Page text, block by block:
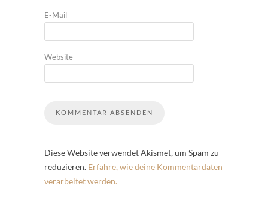
E-Mail
Website
Diese Website verwendet Akismet, um Spam zu
reduzieren. Erfahre, wie deine Kommentardaten
verarbeitet werden.